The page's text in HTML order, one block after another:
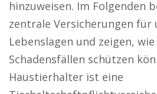
hinzuweisen. Im Folgenden
zentrale Versicherungen für
Lebenslagen und zeigen,
Schadensfällen schützen
Haustierhalter ist eine